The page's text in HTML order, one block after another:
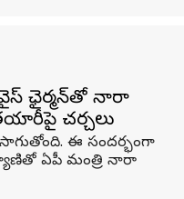
వైస్‌ ఛైర్మన్‌తో నారా
చర్చలు
ఈ సందర్భంగా
ఏపీ మంత్రి నారా